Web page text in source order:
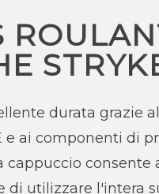
durata grazie
e ai componenti di
cappuccio consente
di utilizzare l'intera